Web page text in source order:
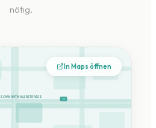
nötig.
SCHWANTHALERSTRASSE
U
In Maps öffnen